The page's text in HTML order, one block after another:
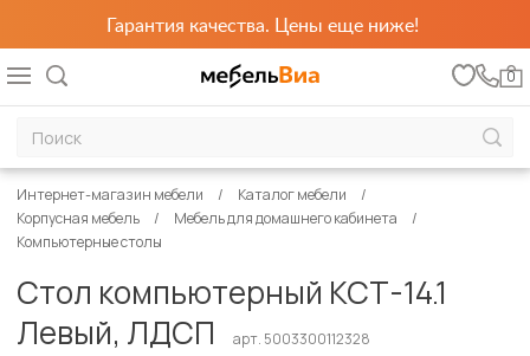
Гарантия качества. Цены еще ниже!
0
Интернет-магазин мебели
Каталог мебели
Корпусная мебель
Мебель для домашнего кабинета
Компьютерные столы
Стол компьютерный КСТ-14.1
Левый, ЛДСП
арт. 5003300112328